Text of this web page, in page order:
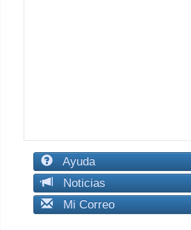
Ayuda
Noticias
Mi Correo